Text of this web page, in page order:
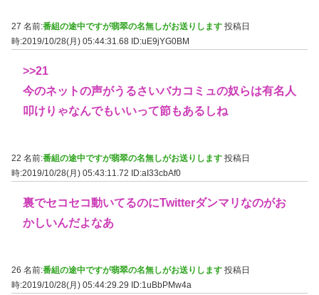
27 名前:番組の途中ですが翡翠の名無しがお送りします 投稿日
時:2019/10/28(月) 05:44:31.68 ID:uE9jYG0BM
>>21
今のネットの声がうるさいバカコミュの奴らは有名人
叩けりゃなんでもいいって節もあるしね
22 名前:番組の途中ですが翡翠の名無しがお送りします 投稿日
時:2019/10/28(月) 05:43:11.72
ID:aI33cbAf0
裏でセコセコ動いてるのにTwitterダンマリなのがお
かしいんだよなあ
26 名前:番組の途中ですが翡翠の名無しがお送りします 投稿日
時:2019/10/28(月) 05:44:29.29 ID:1uBbPMw4a